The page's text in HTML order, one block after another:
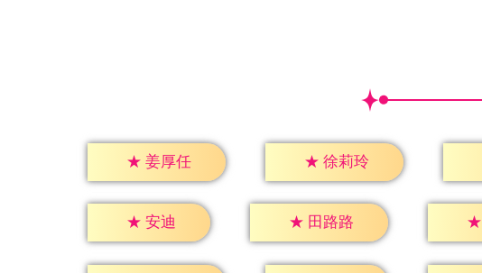
★ 姜厚任 ★ 徐莉玲
★ 安迪 ★ 田路路 ★